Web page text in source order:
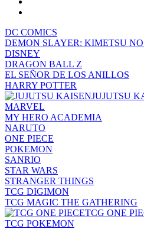
DC COMICS
DEMON SLAYER: KIMETSU
DISNEY
DRAGON BALL Z
EL SEÑOR DE LOS ANILLOS
HARRY POTTER
JUJUTSU
MY HERO ACADEMIA
NARUTO
ONE PIECE
POKEMON
SANRIO
STAR WARS
STRANGER THINGS
TCG DIGIMON
TCG MAGIC THE GATHERING
TCG ONE
TCG POKEMON